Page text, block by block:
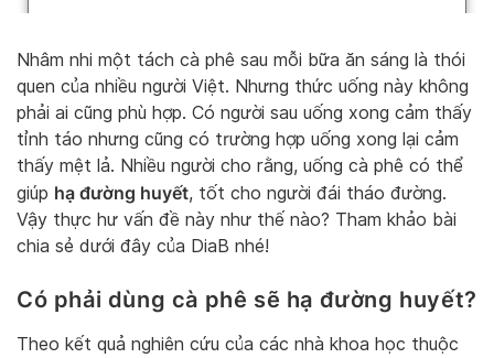
Nhâm nhi một tách cà phê sau mỗi bữa ăn sáng là thói
quen của nhiều người Việt. Nhưng thức uống này không
phải ai cũng phù hợp. Có người sau uống xong cảm thấy
tỉnh táo nhưng cũng có trường hợp uống xong lại cảm
thấy mệt lả. Nhiều người cho rằng, uống cà phê có thể
giúp hạ đường huyết, tốt cho người đái tháo đường.
Vậy thực hư vấn đề này như thế nào? Tham khảo bài
chia sẻ dưới đây của DiaB nhé!
Có phải dùng cà phê sẽ hạ đường huyết?
Theo kết quả nghiên cứu của các nhà khoa học thuộc